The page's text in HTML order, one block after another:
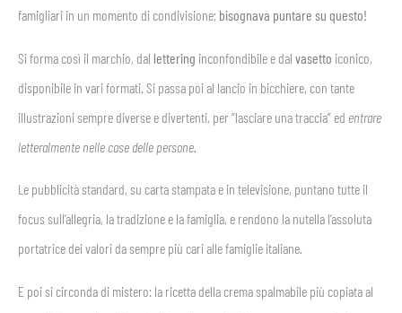
famigliari in un momento di condivisione; bisognava puntare su questo!
Si forma così il marchio, dal lettering inconfondibile e dal vasetto iconico,
disponibile in vari formati. Si passa poi al lancio in bicchiere, con tante
illustrazioni sempre diverse e divertenti, per “lasciare una traccia” ed entrare
letteralmente nelle case delle persone
Le pubblicità standard, su carta stampata e in televisione, puntano tutte il
focus sull’allegria, la tradizione e la famiglia, e rendono la nutella l’assoluta
portatrice dei valori da sempre più cari alle famiglie italiane.
E poi si circonda di mistero: la ricetta della crema spalmabile più copiata al